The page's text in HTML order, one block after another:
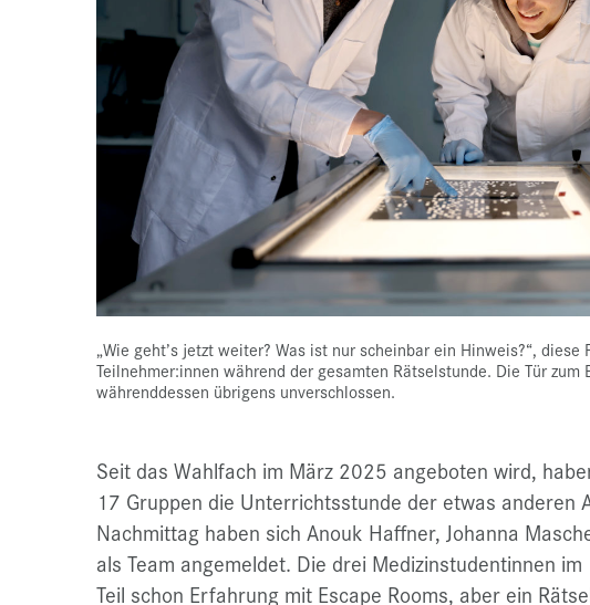
„Wie geht’s jetzt weiter? Was ist nur scheinbar ein Hinweis?“, diese
Teilnehmer:innen während der gesamten Rätselstunde. Die Tür zum
währenddessen übrigens unverschlossen.
Seit das Wahlfach im März 2025 angeboten wird,
17 Gruppen die Unterrichtsstunde der etwas anderen
Nachmittag haben sich Anouk Haffner, Johanna
als Team angemeldet. Die drei Medizinstudentinnen
Teil schon Erfahrung mit Escape Rooms, aber ein